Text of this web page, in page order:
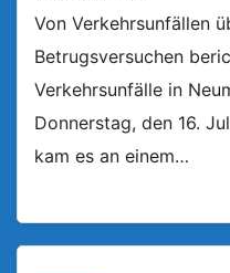
Von Verkehrsunfällen
Betrugsversuchen
Verkehrsunfälle in
Donnerstag, den 16.
kam es an einem…